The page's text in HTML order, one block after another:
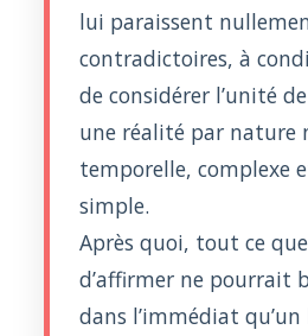
lui paraissent
contradictoires, à
de considérer l’unité
une réalité par nature
temporelle, complexe
simple.
Après quoi, tout ce
d’affirmer ne pourrait
dans l’immédiat